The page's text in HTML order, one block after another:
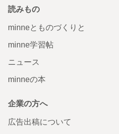
読みもの
minneとものづくりと
minne学習帖
ニュース
minneの本
企業の方へ
広告出稿について